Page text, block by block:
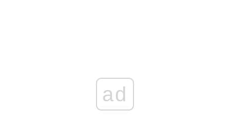
ad